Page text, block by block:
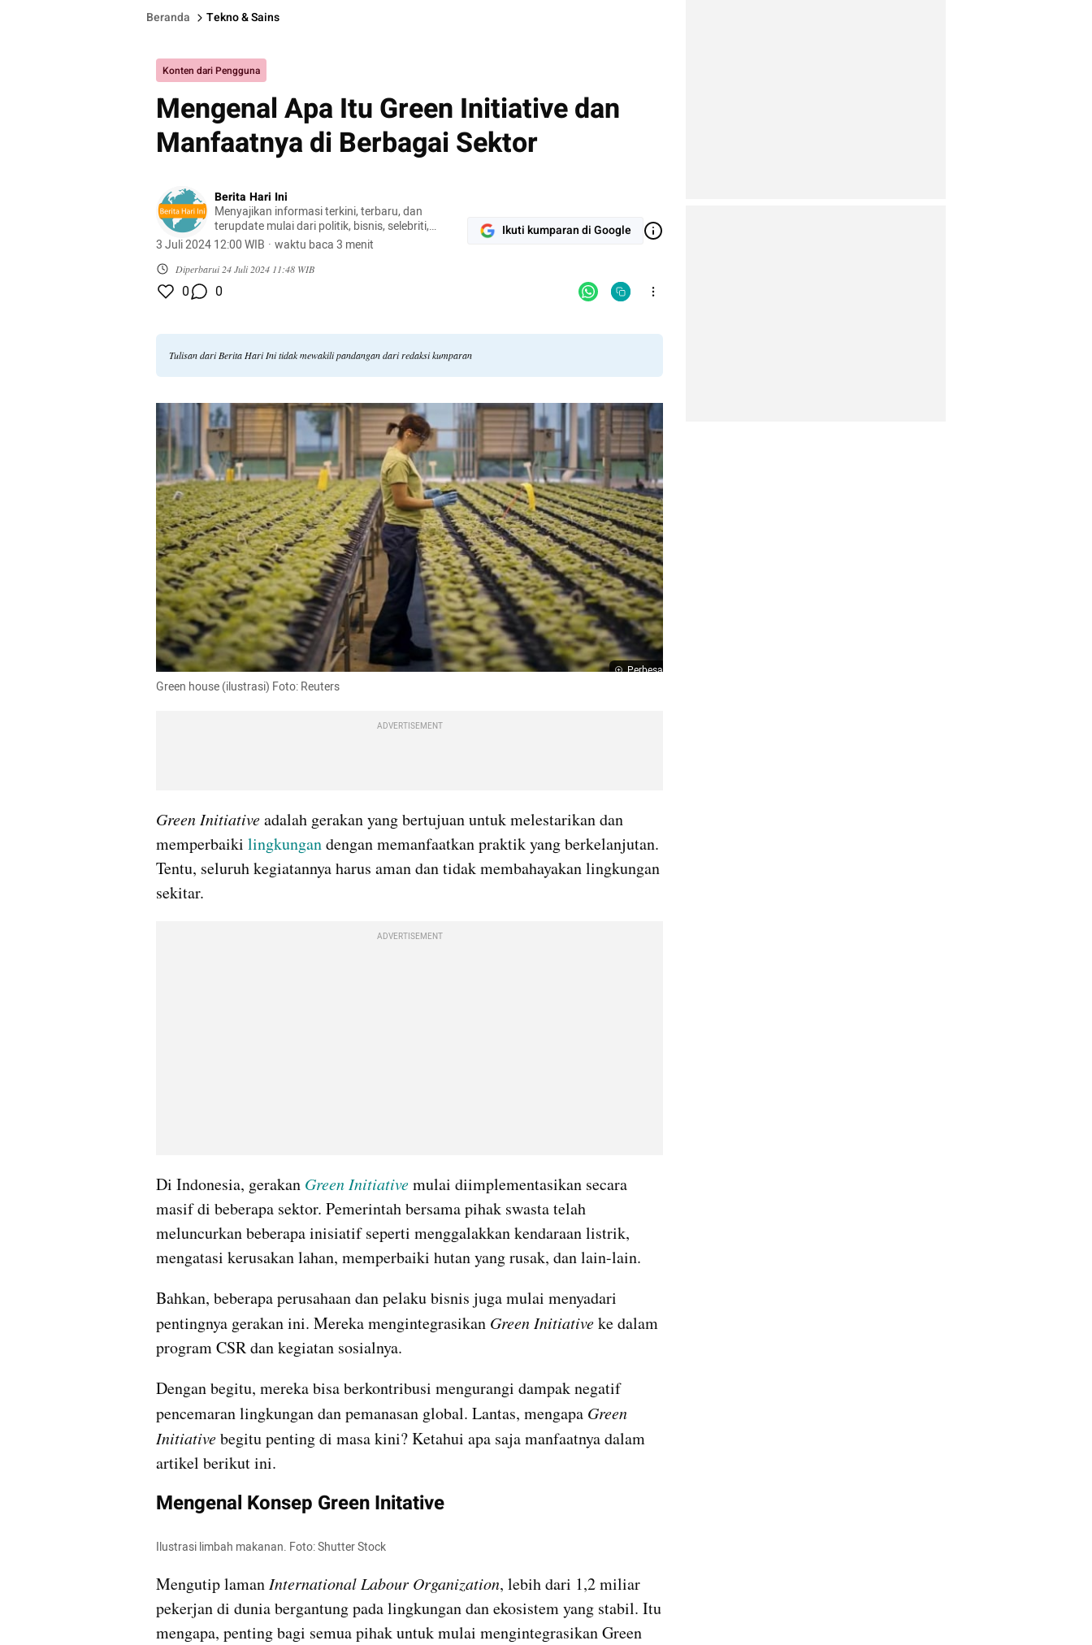
Beranda Tekno & Sains
Konten dari Pengguna
Mengenal Apa Itu Green Initiative dan
Manfaatnya di Berbagai Sektor
Berita Hari Ini
Menyajikan informasi terkini, terbaru, dan
terupdate mulai dari politik, bisnis, selebriti,
lifestyle, dan masih banyak lagi.
3 Juli 2024 12:00 WIB · waktu baca 3 menit
Diperbarui24 Juli 2024 11:48 WIB
Ikuti kumparan di Google
0 0
Tulisan dari Berita Hari Ini tidak mewakili pandangan dari redaksi kumparan
Perbesar
Green house (ilustrasi) Foto: Reuters
ADVERTISEMENT
Green Initiative adalah gerakan yang bertujuan untuk melestarikan dan
memperbaiki lingkungan dengan memanfaatkan praktik yang berkelanjutan.
Tentu, seluruh kegiatannya harus aman dan tidak membahayakan lingkungan
sekitar.
ADVERTISEMENT
Di Indonesia, gerakan Green Initiativemulai diimplementasikan secara
masif di beberapa sektor. Pemerintah bersama pihak swasta telah
meluncurkan beberapa inisiatif seperti menggalakkan kendaraan listrik,
mengatasi kerusakan lahan, memperbaiki hutan yang rusak, dan lain-lain.
Bahkan, beberapa perusahaan dan pelaku bisnis juga mulai menyadari
pentingnya gerakan ini. Mereka mengintegrasikan Green Initiative ke dalam
program CSR dan kegiatan sosialnya.
Dengan begitu, mereka bisa berkontribusi mengurangi dampak negatif
pencemaran lingkungan dan pemanasan global. Lantas, mengapa Green
Initiative begitu penting di masa kini? Ketahui apa saja manfaatnya dalam
artikel berikut ini.
Mengenal Konsep Green Initative
Ilustrasi limbah makanan. Foto: Shutter Stock
Mengutip laman International Labour Organization, lebih dari 1,2 miliar
pekerjan di dunia bergantung pada lingkungan dan ekosistem yang stabil. Itu
mengapa, penting bagi semua pihak untuk mulai mengintegrasikan Green